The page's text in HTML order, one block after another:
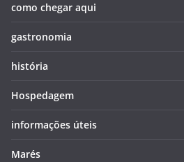
como chegar aqui
gastronomia
história
Hospedagem
informações úteis
Marés